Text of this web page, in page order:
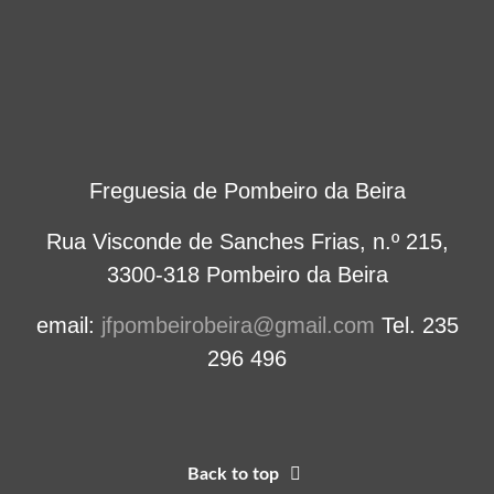
Freguesia de Pombeiro da Beira
Rua Visconde de Sanches Frias, n.º 215,
3300-318 Pombeiro da Beira
email: jfpombeirobeira@gmail.com Tel. 235
296 496
Back to top